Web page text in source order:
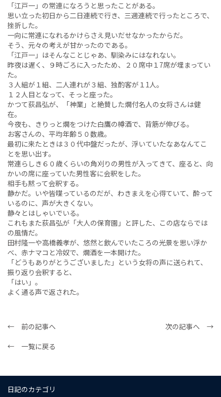
「江戸一」の常連になろうと思ったことがある。
思い立った初日から二日連続で行き、三週連続で行ったところで、
挫折した。
一向に常連になれるかけらさえ見いだせなかったからだ。
そう、元々の考えが甘かったのである。
「江戸一」はそんなことじゃあ、馴染みにはなれない。
昨夜は遅く、９時ごろに入ったため、２０席中１7席が埋まってい
た。
３人組が１組、二人連れが３組、独酌客が１1人。
１２人目となって、そっと座った。
かつて荻昌弘が、「神業」と絶賛した燗付名人の女将さんは健
在。
今夜も、きりっと燗をつけた白鷹の樽酒で、背筋が伸びる。
お客さんの、平均年齢５０数歳。
最初に来たときは３０代中盤だったが、浮いていたなあなんてこ
とを思い出す。
常連らしき６０歳くらいの角刈りの男性が入ってきて、座ると、向
かいの席に座っていた男性客に会釈をした。
相手も黙って会釈する。
静かだ。いや皆喋っているのだが、わきまえを心得ていて、酔って
いるのに、声が大きくない。
静々とはしゃいでいる。
これもまた荻昌弘が「大人の保育園」と評した、この店ならでは
の風情だ。
田村隆一や高橋義孝が、悠然と飲んでいたころの光景を思い浮か
べ、赤ナマコと冷奴で、燗酒を一本開けた。
「どうもありがとうございました」という女将の声に送られて、
振り返り会釈すると、
「はい」。
よく通る声で返された。
← 前の記事へ
次の記事へ →
← 一覧に戻る
日記のカテゴリ